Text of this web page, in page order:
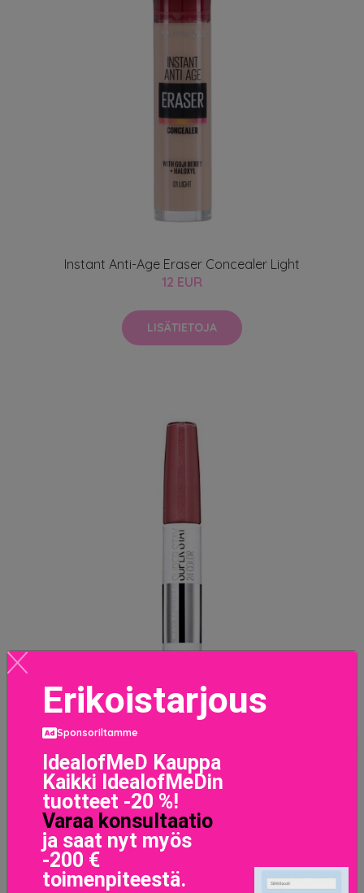
Instant Anti-Age Eraser Concealer Light
12 EUR
LISÄTIETOJA
Huulipuna Superstay Maybelline(Väri 542-cherry pie 9
ml)
16.9 EUR
LISÄTIETOJA
Erikoistarjous
Sponsoriltamme
IdealofMeD Kauppa
Kaikki IdealofMeDin
tuotteet -20 %!
Varaa konsultaatio
ja saat nyt myös
-200 €
toimenpiteestä.